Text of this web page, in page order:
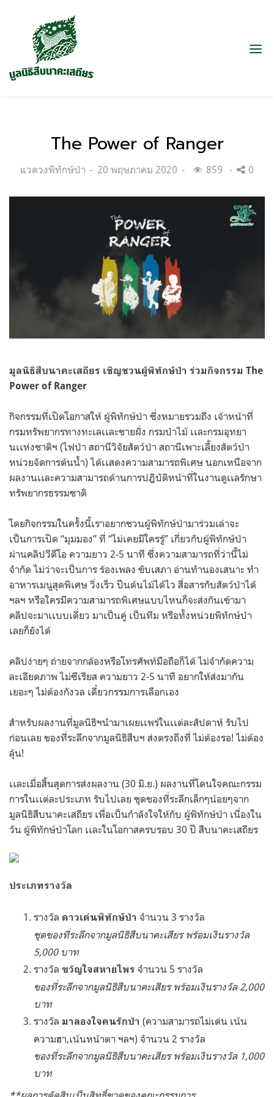
The Power of Ranger
Categories:
แวดวงพิทักษ์ป่า
Posted
20 พฤษภาคม 2020 859 0
มูลนิธิสืบนาคะเสถียร เชิญชวนผู้พิทักษ์ป่า ร่วมกิจกรรม The
Power of Ranger
กิจกรรมที่เปิดโอกาสให้ ผู้พิทักษ์ป่า ซึ่งหมายรวมถึง เจ้าหน้าที่
กรมทรัพยากรทางทะเลเเละชายฝั่ง กรมป่าไม้ เเละกรมอุทยา
นเเห่งชาติฯ (ไฟป่า สถานีวิจัยสัตว์ป่า สถานีเพาะเลี้ยงสัตว์ป่า
หน่วยจัดการต้นน้ำ) ได้เเสดงความสามารถพิเศษ นอกเหนือจาก
ผลงานเเละความสามารถด้านการปฎิบัติหน้าที่ในงานดูเเลรักษา
ทรัพยากรธรรมชาติ
โดยกิจกรรมในครั้งนี้เราอยากชวนผู้พิทักษ์ป่ามาร่วมเล่าจะ
เป็นการเปิด “มุมมอง” ที่ “ไม่เคยมีใครรู้” เกี่ยวกับผู้พิทักษ์ป่า
ผ่านคลิปวีดีโอ ความยาว 2-5 นาที ซึ่งความสามารถที่ว่านี้ไม่
จำกัด ไม่ว่าจะเป็นการ ร้องเพลง ขับเสภา อ่านทำนองเสนาะ ทำ
อาหารเมนูสุดพิเศษ วิ่งเร็ว ปีนต้นไม้ได้ไว สื่อสารกับสัตว์ป่าได้
ฯลฯ หรือใครมีความสามารถพิเศษแบบไหนก็จะส่งกันเข้ามา
คลิปจะมาเเบบเดี่ยว มาเป็นคู่ เป็นทีม หรือทั้งหน่วยพิทักษ์ป่า
เลยก็ยังได้
คลิปง่ายๆ ถ่ายจากกล้องหรือโทรศัพท์มือถือก็ได้ ไม่จำกัดความ
ละเอียดภาพ ไม่ซีเรียส ความยาว 2-5 นาที อยากให้ส่งมากัน
เยอะๆ ไม่ต้องกังวล เดี๋ยวกรรมการเลือกเอง
สำหรับผลงานที่มูลนิธิฯนำมาเผยเเพร่ในเเต่ละสัปดาห์ รับไป
ก่อนเลย ของที่ระลึกจากมูลนิธิสืบฯ ส่งตรงถึงที่ ไม่ต้องรอ! ไม่ต้อง
ลุ้น!
เเละเมื่อสิ้นสุดการส่งผลงาน (30 มิ.ย.) ผลงานที่โดนใจคณะกรรม
การในเเต่ละประเภท รับไปเลย ชุดของที่ระลึกเล็กๆน้อยๆจาก
มูลนิธิสืบนาคะเสถียร เพื่อเป็นกำลังใจให้กับ ผู้พิทักษ์ป่า เนื่องใน
วัน ผู้พิทักษ์ป่าโลก เเละในโอกาสครบรอบ 30 ปี สืบนาคะเสถียร
ประเภทรางวัล
รางวัล ดาวเด่นพิทักษ์ป่า จำนวน 3 รางวัล
ชุดของที่ระลึกจากมูลนิธิสืบนาคะเสียร พร้อมเงินรางวัล
5,000 บาท
รางวัล ขวัญใจสหายไพร จำนวน 5 รางวัล
ของที่ระลึกจากมูลนิธิสืบนาคะเสียร พร้อมเงินรางวัล 2,000
บาท
รางวัล มาลองใจคนรักป่า (ความสามารถไม่เด่น เน้น
ความฮา,เน้นหน้าตา ฯลฯ) จำนวน 2 รางวัล
ของที่ระลึกจากมูลนิธิสืบนาคะเสียร พร้อมเงินรางวัล 1,000
บาท